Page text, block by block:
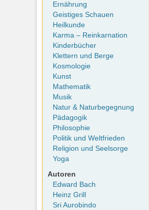
Ernährung
Geistiges Schauen
Heilkunde
Karma – Reinkarnation
Kinderbücher
Klettern und Berge
Kosmologie
Kunst
Mathematik
Musik
Natur & Naturbegegnung
Pädagogik
Philosophie
Politik und Weltfrieden
Religion und Seelsorge
Yoga
Autoren
Edward Bach
Heinz Grill
Sri Aurobindo